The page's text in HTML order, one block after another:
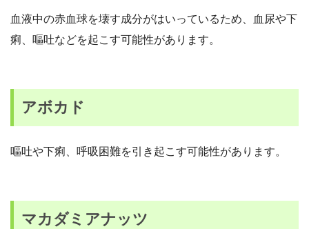
血液中の赤血球を壊す成分がはいっているため、血尿や下
痢、嘔吐などを起こす可能性があります。
アボカド
嘔吐や下痢、呼吸困難を引き起こす可能性があります。
マカダミアナッツ